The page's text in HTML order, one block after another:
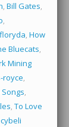
, Bill Gates,
,
floryda, How
Bluecats,
Mining
royce,
,
, To Love